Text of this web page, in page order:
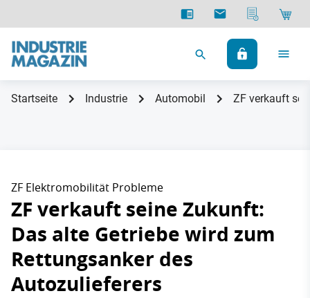
Startseite Industrie Automobil ZF verkauft
ZF Elektromobilität Probleme
ZF verkauft seine Zukunft:
Das alte Getriebe wird zum
Rettungsanker des
Autozulieferers